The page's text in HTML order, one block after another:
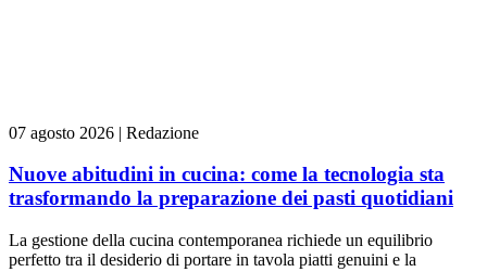
07 agosto 2026 | Redazione
Nuove abitudini in cucina: come la tecnologia sta
trasformando la preparazione dei pasti quotidiani
La gestione della cucina contemporanea richiede un equilibrio
perfetto tra il desiderio di portare in tavola piatti genuini e la